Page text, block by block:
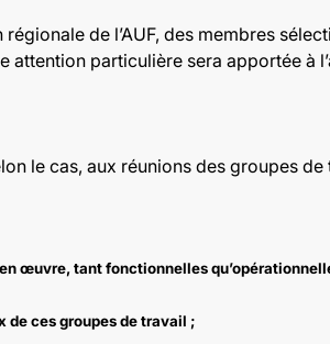
de l’AUF, des membres
attention particulière sera apportée à
le cas, aux réunions des groupes de
œuvre, tant fonctionnelles
de ces groupes de travail ;